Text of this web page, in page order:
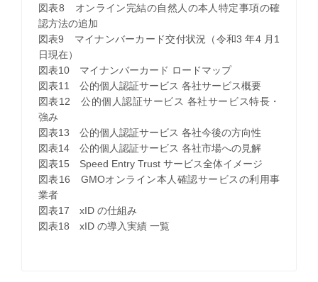
図表8 オンライン完結の自然人の本人特定事項の確
認方法の追加
図表9 マイナンバーカード交付状況（令和3 年4 月1
日現在）
図表10 マイナンバーカード ロードマップ
図表11 公的個人認証サービス 各社サービス概要
図表12 公的個人認証サービス 各社サービス特長・
強み
図表13 公的個人認証サービス 各社今後の方向性
図表14 公的個人認証サービス 各社市場への見解
図表15 Speed Entry Trust サービス全体イメージ
図表16 GMOオンライン本人確認サービスの利用事
業者
図表17 xID の仕組み
図表18 xID の導入実績 一覧